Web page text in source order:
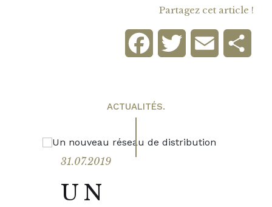
Partagez cet article !
FacebookTwitter Email
ACTUALITÉS.
31.07.2019
UN